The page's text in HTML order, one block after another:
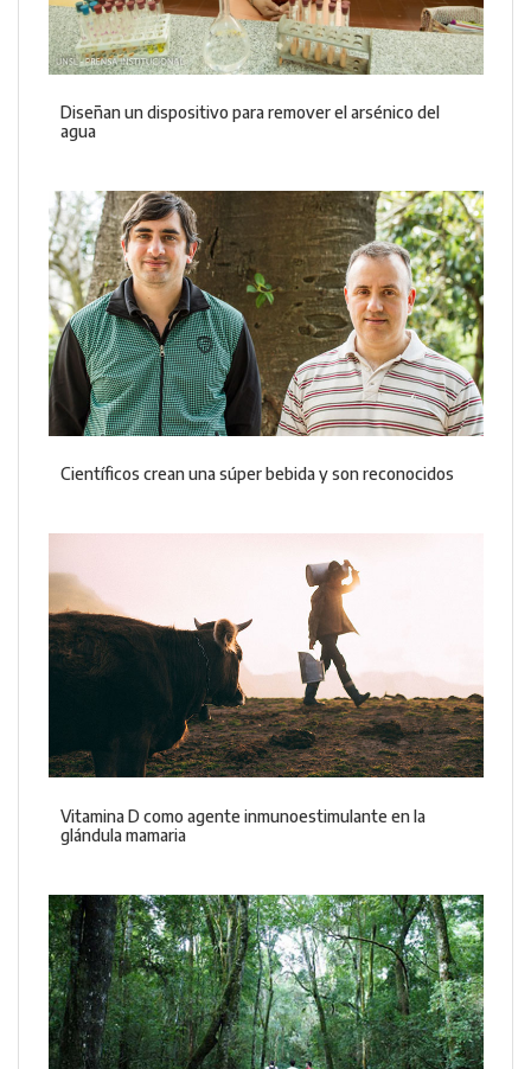
Diseñan un dispositivo para remover el arsénico del
agua
Científicos crean una súper bebida y son reconocidos
Vitamina D como agente inmunoestimulante en la
glándula mamaria